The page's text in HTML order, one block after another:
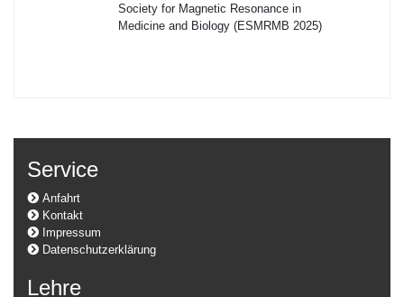
Society for Magnetic Resonance in
Medicine and Biology (ESMRMB 2025)
Service
Anfahrt
Kontakt
Impressum
Datenschutzerklärung
Lehre